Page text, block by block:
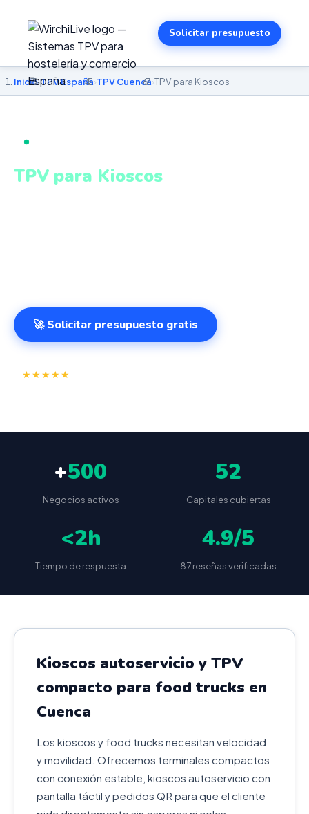
Solicitar presupuesto
Inicio›TPV España›TPV Cuenca›TPV para Kioscos
TPV PARA KIOSCOS EN CUENCA
TPV para Kioscos
🚀 Solicitar presupuesto gratis
★★★★★
+500
Negocios activos
52
Capitales cubiertas
<2h
Tiempo de respuesta
4.9/5
87 reseñas verificadas
Kioscos autoservicio y TPV
compacto para food trucks en
Cuenca
Los kioscos y food trucks necesitan velocidad
y movilidad. Ofrecemos terminales compactos
con conexión estable, kioscos autoservicio con
pantalla táctil y pedidos QR para que el cliente